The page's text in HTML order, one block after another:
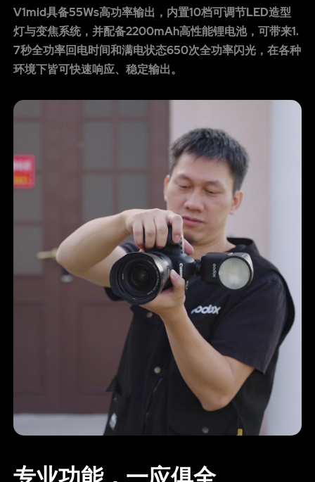
V1mid具备55Ws高功率输出，内置10档可调节LED造型
灯与变焦系统，并配备2200mAh高性能锂电池，可带来1.
7秒全功率回电时间和满电状态650次全功率闪光，在各种
环境下皆可快速响应、稳定输出。